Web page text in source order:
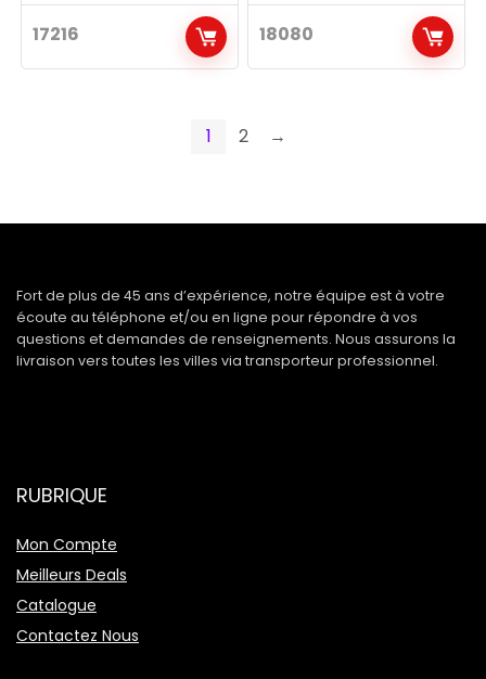
17216 18080
1 2 →
Fort de plus de 45 ans d’expérience, notre équipe est à votre
écoute au téléphone et/ou en ligne pour répondre à vos
questions et demandes de renseignements. Nous assurons la
livraison vers toutes les villes via transporteur professionnel.
RUBRIQUE
Mon Compte
Meilleurs Deals
Catalogue
Contactez Nous